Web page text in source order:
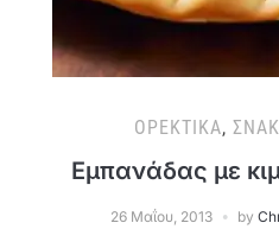
ΟΡΕΚΤΙΚΆ,
Εμπανάδας με
26 Μαΐου, 2013 by